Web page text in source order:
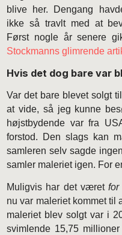
blive her. Dengang
ikke så travlt med at
Først nogle år senere
Stockmanns glimrende
Hvis det dog bare var
Var det bare blevet solgt
at vide, så jeg kunne
højstbydende var fra
forstod. Den slags kan
samleren selv sagde
samler maleriet igen. For
Muligvis har det væretfor
nu var maleriet kommet til
maleriet blev solgt var i
svimlende 15,75